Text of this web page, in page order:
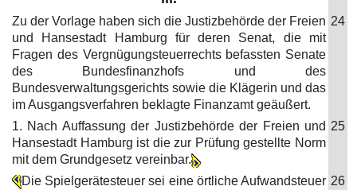
Zu der Vorlage haben sich die Justizbehörde der Freien
und Hansestadt Hamburg für deren Senat, die mit
Fragen des Vergnügungsteuerrechts befassten Senate
des Bundesfinanzhofs und des
Bundesverwaltungsgerichts sowie die Klägerin und das
im Ausgangsverfahren beklagte Finanzamt geäußert.
24
1. Nach Auffassung der Justizbehörde der Freien und
Hansestadt Hamburg ist die zur Prüfung gestellte Norm
mit dem Grundgesetz vereinbar.
25
Die Spielgerätesteuer sei eine örtliche Aufwandsteuer 26